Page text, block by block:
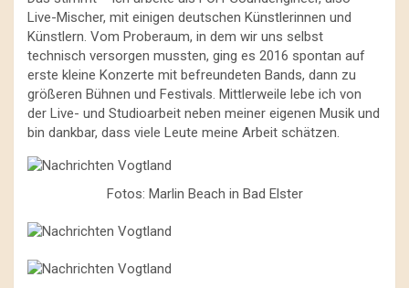
Live-Mischer, mit einigen deutschen Künstlerinnen und
Künstlern. Vom Proberaum, in dem wir uns selbst
technisch versorgen mussten, ging es 2016 spontan auf
erste kleine Konzerte mit befreundeten Bands, dann zu
größeren Bühnen und Festivals. Mittlerweile lebe ich von
der Live- und Studioarbeit neben meiner eigenen Musik und
bin dankbar, dass viele Leute meine Arbeit schätzen.
Fotos: Marlin Beach in Bad Elster